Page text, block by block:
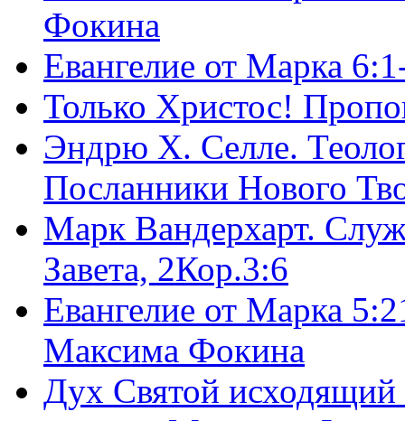
Фокина
Евангелие от Марка
Только Христос!
Эндрю Х. Селле.
Посланники Нового
Марк Вандерхарт.
Завета, 2Кор.3:6
Евангелие от Марка
Максима Фокина
Дух Святой